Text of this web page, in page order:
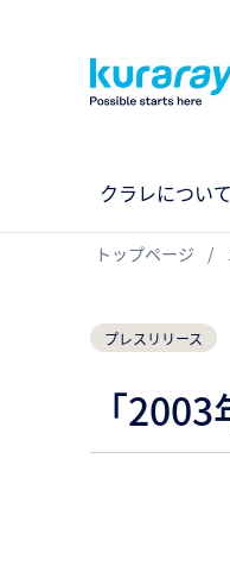
クラレについて
トップページ
プレスリリース
「